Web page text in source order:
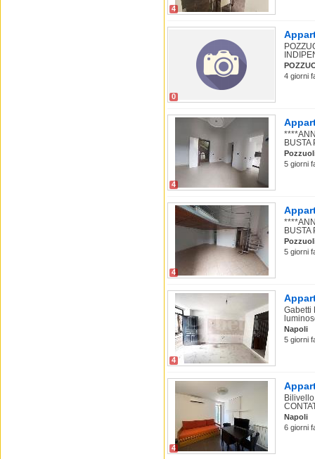
4
0
4 giorni
4
BUSTA
5 giorni
4
BUSTA
5 giorni
4
Gabetti
Napoli
5 giorni
4
Napoli
6 giorni